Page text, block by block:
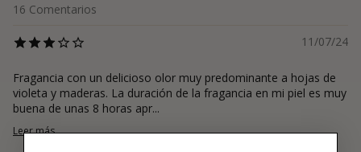
16 Comentarios
11/07/24
Fragancia con un delicioso olor muy predominante a hojas de
violeta y maderas. La duración de la fragancia en mi piel es muy
buena de unas 8 horas apr...
Leer más